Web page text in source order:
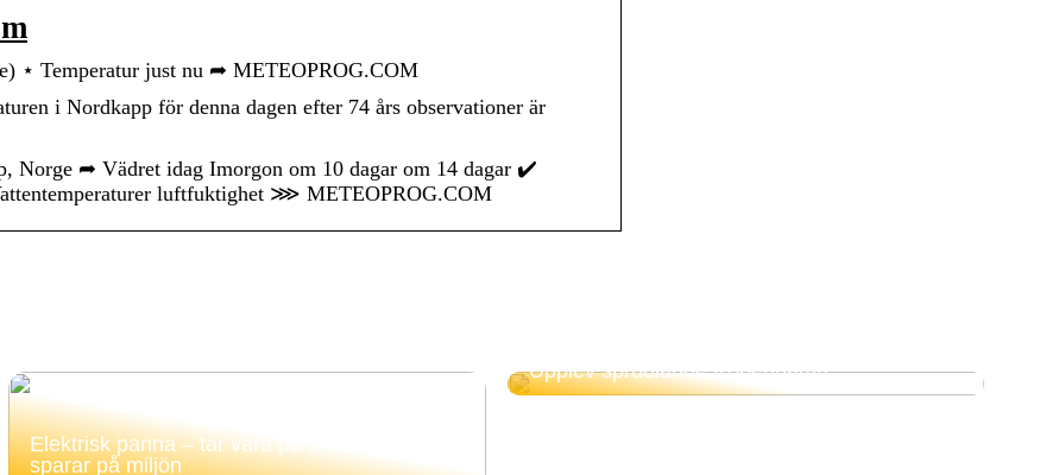
⋆ Temperatur just nu ➦ METEOPROG.COM
i Nordkapp för denna dagen efter 74 års observationer är
Norge ➦ Vädret idag Imorgon om 10 dagar om 14 dagar ✔️
luftfuktighet ⋙ METEOPROG.COM
Elektrisk panna – tar vara på överskottsel och
sparar på miljön
Upplev sprudlande Köpenhamn